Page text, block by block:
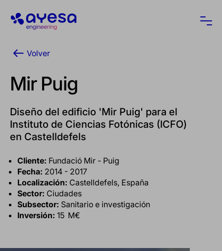
Ayesa
Volver
Mir Puig
Diseño del edificio 'Mir Puig' para el
Instituto de Ciencias Fotónicas (ICFO)
en Castelldefels
Cliente: Fundació Mir - Puig
Fecha: 2014 - 2017
Localización: Castelldefels, España
Sector: Ciudades
Subsector: Sanitario e investigación
Inversión: 15 M€